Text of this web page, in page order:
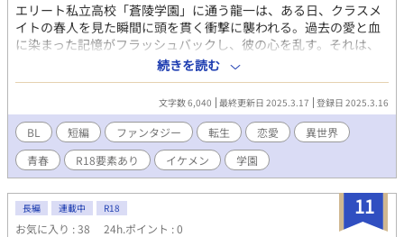
エリート私立高校「蒼陵学園」に通う龍一は、ある日、クラスメ
イトの春人を見た瞬間に頭を貫く衝撃に襲われる。過去の愛と血
に染まった記憶がフラッシュバックし、彼の心を乱す。それは、
かつて恋人だった春樹との別れを刻んだもの。だが、春人は何も
覚えていない。ただの高校生として笑う彼に、龍一は言いようの
ない疼きを感じる。 やがて、龍一を悩ませる予知夢が現れる。春
人が危険に晒される未来の断片。それは過去の悲劇が繰り返され
る前兆なのか？ 学校の影で暗躍する海也の存在が、二人の運命に
不穏な波紋を広げる中、龍一は春人を守るため、記憶と現実の狭
間で葛藤する。 過去と現在が交錯する輪廻の果てに、彼らは再び
愛を見出せるのか。それとも、運命は再び二人を引き裂くのか。
ミステリーと情熱が絡み合う、切なくも美しい少年たちの物語
が、今始まる。
続きを読む
文字数 6,040 最終更新日 2025.3.17 登録日 2025.3.16
BL 短編 ファンタジー 転生 恋愛
異世界
青春
R18要素あり イケメン 学園
11
長編 連載中 R18
お気に入り : 38 24h.ポイント : 0